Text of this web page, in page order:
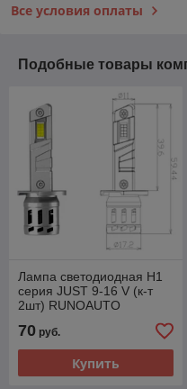
Все условия оплаты
Подобные товары
Лампа светодиодная H1
серия JUST 9-16 V (к-т
2шт) RUNOAUTO
70 руб.
Купить